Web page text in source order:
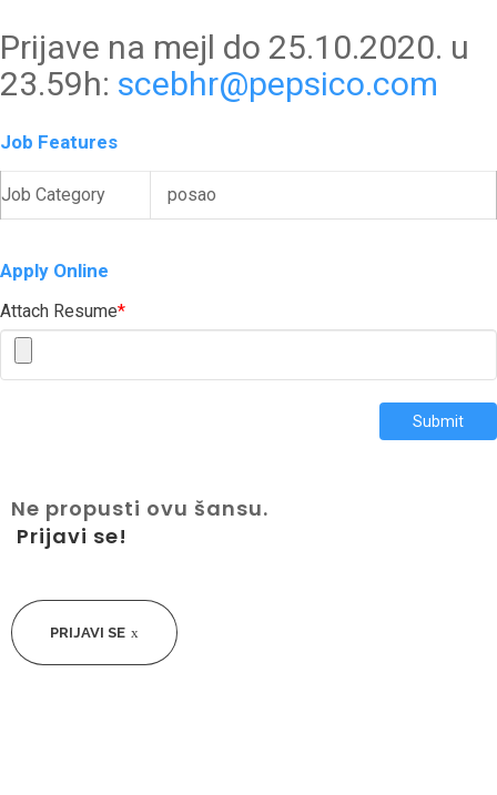
Prijave na mejl do 25.10.2020. u
23.59h: scebhr@pepsico.com
Job Features
Job Category posao
Apply Online
Attach Resume*
Submit
Ne propusti ovu šansu.
Prijavi se!
PRIJAVI SE